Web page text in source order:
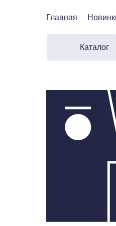
Главная
Каталог
Главная